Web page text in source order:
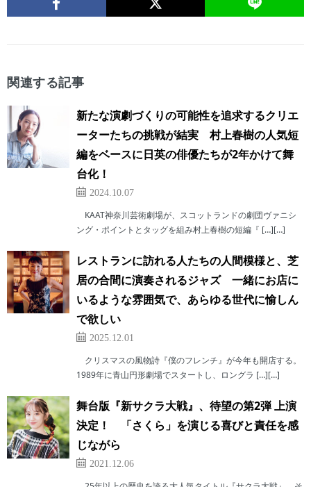
関連する記事
新たな演劇づくりの可能性を追求するクリエ
ーターたちの挑戦が結実 村上春樹の人気短
編をベースに日英の俳優たちが2年かけて舞
台化！
2024.10.07
KAAT神奈川芸術劇場が、スコットランドの劇団ヴァニシ
ング・ポイントとタッグを組み村上春樹の短編『 […][…]
レストランに訪れる人たちの人間模様と、芝
居の合間に演奏されるジャズ 一緒にお店に
いるような雰囲気で、あらゆる世代に愉しん
で欲しい
2025.12.01
クリスマスの風物詩『僕のフレンチ』が今年も開店する。
1989年に青山円形劇場でスタートし、ロングラ […][…]
舞台版『新サクラ大戦』、待望の第2弾 上演
決定！ 「さくら」を演じる喜びと責任を感
じながら
2021.12.06